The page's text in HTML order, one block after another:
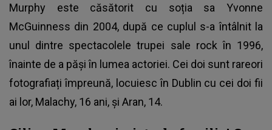
Murphy este căsătorit cu soția sa Yvonne
McGuinness din 2004, după ce cuplul s-a întâlnit la
unul dintre spectacolele trupei sale rock în 1996,
înainte de a păși în lumea actoriei. Cei doi sunt rareori
fotografiați împreună, locuiesc în Dublin cu cei doi fii
ai lor, Malachy, 16 ani, și Aran, 14.